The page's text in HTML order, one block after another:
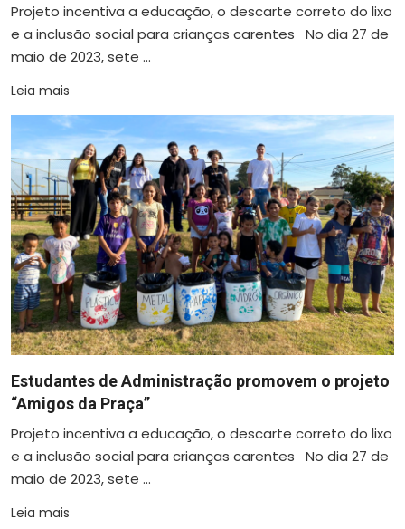
Projeto incentiva a educação, o descarte correto do lixo
e a inclusão social para crianças carentes No dia 27 de
maio de 2023, sete ...
Leia mais
Estudantes de Administração promovem o projeto
“Amigos da Praça”
Projeto incentiva a educação, o descarte correto do lixo
e a inclusão social para crianças carentes No dia 27 de
maio de 2023, sete ...
Leia mais